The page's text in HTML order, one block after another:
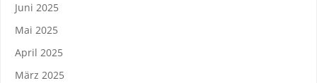
Juni 2025
Mai 2025
April 2025
März 2025